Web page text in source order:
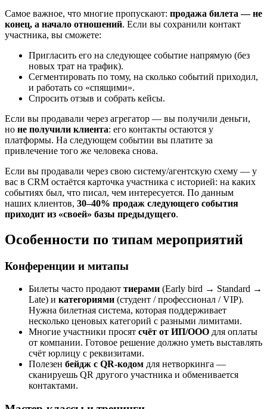
Самое важное, что многие пропускают: продажа билета — не
конец, а начало отношений. Если вы сохранили контакт
участника, вы сможете:
Пригласить его на следующее событие напрямую (без
новых трат на трафик).
Сегментировать по тому, на сколько событий приходил,
и работать со «спящими».
Спросить отзыв и собрать кейсы.
Если вы продавали через агрегатор — вы получили деньги,
но не получили клиента: его контакты остаются у
платформы. На следующем событии вы платите за
привлечение того же человека снова.
Если вы продавали через свою систему/агентскую схему — у
вас в CRM остаётся карточка участника с историей: на каких
событиях был, что писал, чем интересуется. По данным
наших клиентов, 30–40% продаж следующего события
приходит из «своей» базы предыдущего.
Особенности по типам мероприятий
Конференции и митапы
Билеты часто продают тиерами (Early bird → Standard →
Late) и категориями (студент / профессионал / VIP).
Нужна билетная система, которая поддерживает
несколько ценовых категорий с разными лимитами.
Многие участники просят счёт от ИП/ООО для оплаты
от компании. Готовое решение должно уметь выставлять
счёт юрлицу с реквизитами.
Полезен бейдж с QR-кодом для нетворкинга —
сканируешь QR другого участника и обменивается
контактами.